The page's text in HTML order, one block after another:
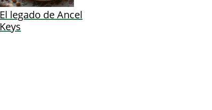
El legado de Ancel
Keys